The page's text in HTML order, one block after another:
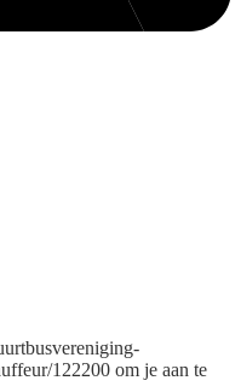
122200 om je aan te